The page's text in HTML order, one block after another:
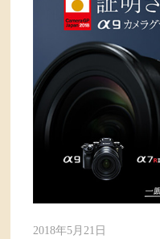
2018年5月21日